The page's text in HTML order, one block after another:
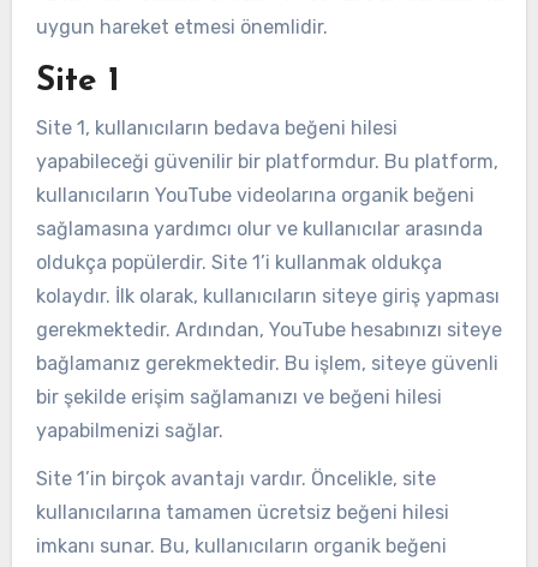
uygun hareket etmesi önemlidir.
Site 1
Site 1, kullanıcıların bedava beğeni hilesi
yapabileceği güvenilir bir platformdur. Bu platform,
kullanıcıların YouTube videolarına organik beğeni
sağlamasına yardımcı olur ve kullanıcılar arasında
oldukça popülerdir. Site 1’i kullanmak oldukça
kolaydır. İlk olarak, kullanıcıların siteye giriş yapması
gerekmektedir. Ardından, YouTube hesabınızı siteye
bağlamanız gerekmektedir. Bu işlem, siteye güvenli
bir şekilde erişim sağlamanızı ve beğeni hilesi
yapabilmenizi sağlar.
Site 1’in birçok avantajı vardır. Öncelikle, site
kullanıcılarına tamamen ücretsiz beğeni hilesi
imkanı sunar. Bu, kullanıcıların organik beğeni